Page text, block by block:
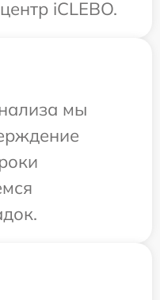
iCLEBO.
мы